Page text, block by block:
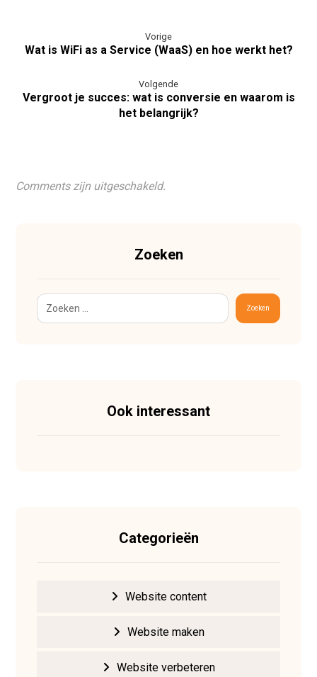
Vorige
Wat is WiFi as a Service (WaaS) en hoe werkt het?
Volgende
Vergroot je succes: wat is conversie en waarom is
het belangrijk?
Comments zijn uitgeschakeld.
Zoeken
Zoeken
Ook interessant
Categorieën
Website content
Website maken
Website verbeteren